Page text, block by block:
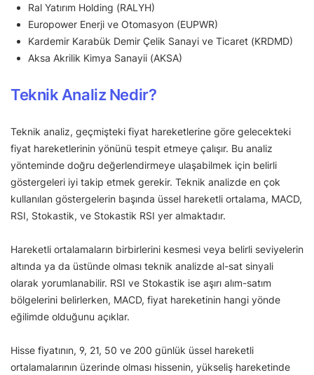
Ral Yatırım Holding (RALYH)
Europower Enerji ve Otomasyon (EUPWR)
Kardemir Karabük Demir Çelik Sanayi ve Ticaret (KRDMD)
Aksa Akrilik Kimya Sanayii (AKSA)
Teknik Analiz Nedir?
Teknik analiz, geçmişteki fiyat hareketlerine göre gelecekteki
fiyat hareketlerinin yönünü tespit etmeye çalışır. Bu analiz
yönteminde doğru değerlendirmeye ulaşabilmek için belirli
göstergeleri iyi takip etmek gerekir. Teknik analizde en çok
kullanılan göstergelerin başında üssel hareketli ortalama, MACD,
RSI, Stokastik, ve Stokastik RSI yer almaktadır.
Hareketli ortalamaların birbirlerini kesmesi veya belirli seviyelerin
altında ya da üstünde olması teknik analizde al-sat sinyali
olarak yorumlanabilir. RSI ve Stokastik ise aşırı alım-satım
bölgelerini belirlerken, MACD, fiyat hareketinin hangi yönde
eğilimde olduğunu açıklar.
Hisse fiyatının, 9, 21, 50 ve 200 günlük üssel hareketli
ortalamalarının üzerinde olması hissenin, yükseliş hareketinde